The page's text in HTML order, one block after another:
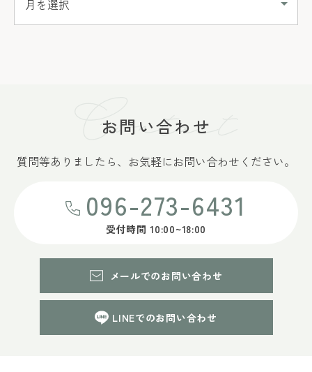
お問い合わせ
質問等ありましたら、 お気軽にお問い合わせください。
096-273-6431
受付時間 10:00~18:00
メールでのお問い合わせ
LINEでのお問い合わせ